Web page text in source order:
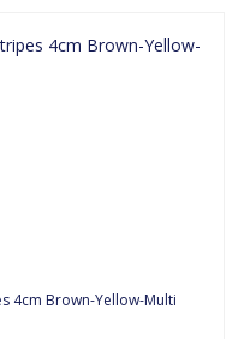
4cm Brown-Yellow-Multi